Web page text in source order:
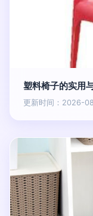
塑料椅子的实用
更新时间：2026-